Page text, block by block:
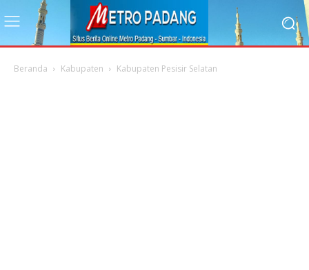
Beranda Kabupaten Kabupaten Pesisir Selatan